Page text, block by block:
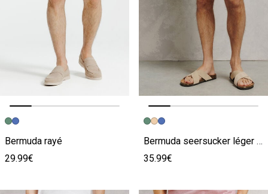
Image précédente
Image suivante
Bermuda rayé
29.99€
Image précédente
Image suivante
Bermuda seersucker léger coton majoritaire rayé
35.99€